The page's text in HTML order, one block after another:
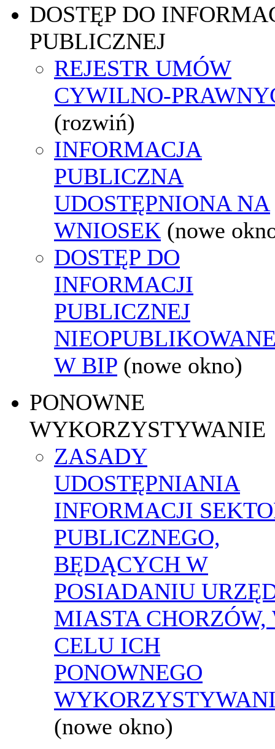
DOSTĘP DO
PUBLICZNEJ
REJESTR UMÓW
CYWILNO-
(rozwiń)
INFORMACJA
PUBLICZNA
UDOSTĘPNIONA NA
WNIOSEK (nowe
DOSTĘP DO
INFORMACJI
PUBLICZNEJ
W BIP (nowe okno)
PONOWNE
WYKORZYSTYWANIE
ZASADY
UDOSTĘPNIANIA
INFORMACJI
PUBLICZNEGO,
BĘDĄCYCH W
POSIADANIU
MIASTA CHORZÓW,
CELU ICH
PONOWNEGO
(nowe okno)